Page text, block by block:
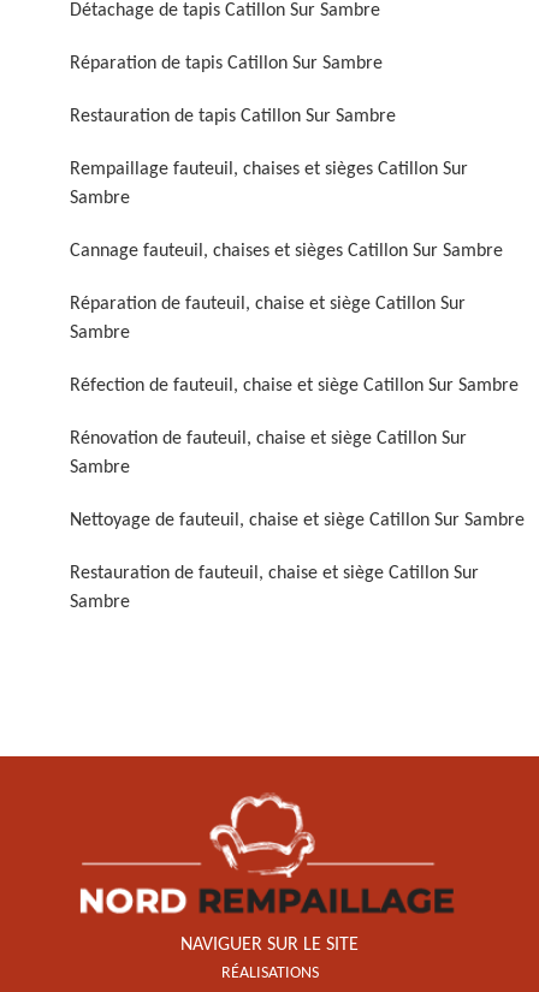
Réparation de fauteuil,
Réfection de fauteuil,
Rénovation de fauteuil,
Nettoyage de fauteuil,
Détachage de tapis Catillon Sur Sambre
Réparation de tapis Catillon Sur Sambre
Restauration de tapis Catillon Sur Sambre
Rempaillage fauteuil, chaises et sièges Catillon Sur
Sambre
Cannage fauteuil, chaises et sièges Catillon Sur Sambre
Réparation de fauteuil, chaise et siège Catillon Sur
Sambre
Réfection de fauteuil, chaise et siège Catillon Sur Sambre
Rénovation de fauteuil, chaise et siège Catillon Sur
Sambre
Nettoyage de fauteuil, chaise et siège Catillon Sur Sambre
Restauration de fauteuil, chaise et siège Catillon Sur
Sambre
NAVIGUER SUR LE SITE
RÉALISATIONS